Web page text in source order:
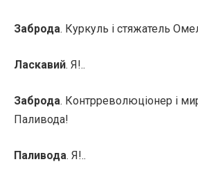
Заброда. Куркуль і стяжатель
Ласкавий. Я!..
Заброда. Контрреволюціонер і
Паливода!
Паливода. Я!..